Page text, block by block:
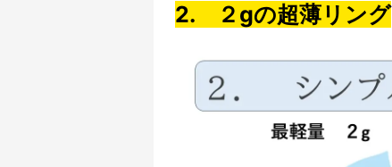
2. ２gの超薄リング